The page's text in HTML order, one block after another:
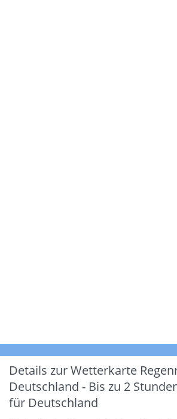
Details zur Wetterkarte
Deutschland - Bis zu 2
für Deutschland